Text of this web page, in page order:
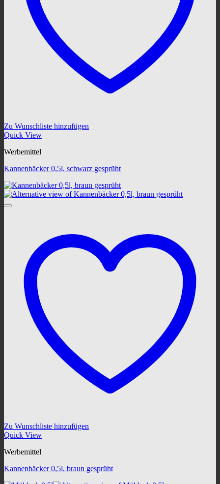
Zu Wunschliste hinzufügen
Quick View
Werbemittel
Kannenbäcker 0,5l, schwarz gesprüht
Zu Wunschliste hinzufügen
Quick View
Werbemittel
Kannenbäcker 0,5l, braun gesprüht